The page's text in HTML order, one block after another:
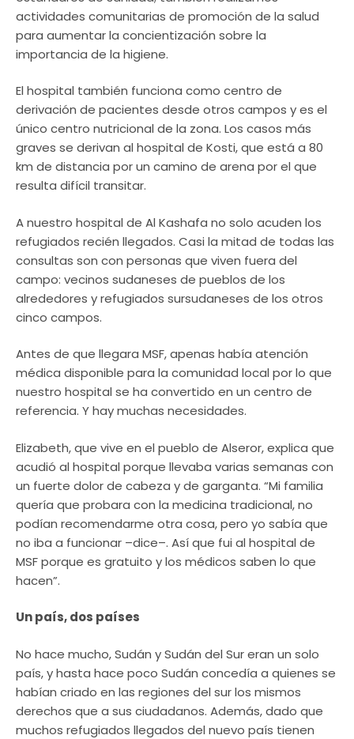
actividades comunitarias de promoción de la salud
para aumentar la concientización sobre la
importancia de la higiene.
El hospital también funciona como centro de
derivación de pacientes desde otros campos y es el
único centro nutricional de la zona. Los casos más
graves se derivan al hospital de Kosti, que está a 80
km de distancia por un camino de arena por el que
resulta difícil transitar.
A nuestro hospital de Al Kashafa no solo acuden los
refugiados recién llegados. Casi la mitad de todas las
consultas son con personas que viven fuera del
campo: vecinos sudaneses de pueblos de los
alrededores y refugiados sursudaneses de los otros
cinco campos.
Antes de que llegara MSF, apenas había atención
médica disponible para la comunidad local por lo que
nuestro hospital se ha convertido en un centro de
referencia. Y hay muchas necesidades.
Elizabeth, que vive en el pueblo de Alseror, explica que
acudió al hospital porque llevaba varias semanas con
un fuerte dolor de cabeza y de garganta. “Mi familia
quería que probara con la medicina tradicional, no
podían recomendarme otra cosa, pero yo sabía que
no iba a funcionar –dice–. Así que fui al hospital de
MSF porque es gratuito y los médicos saben lo que
hacen”.
Un país, dos países
No hace mucho, Sudán y Sudán del Sur eran un solo
país, y hasta hace poco Sudán concedía a quienes se
habían criado en las regiones del sur los mismos
derechos que a sus ciudadanos. Además, dado que
muchos refugiados llegados del nuevo país tienen